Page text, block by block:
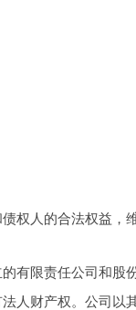
人的合法权益，
限责任公司和股份
财产权。公司以